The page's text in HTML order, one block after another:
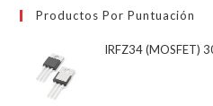
Productos Por Puntuación
IRFZ34 (MOSFET)